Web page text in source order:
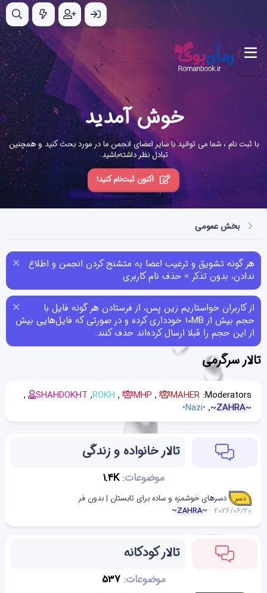
خوش آمدید
با ثبت نام ، شما می توانید با سایر اعضای انجمن ما در مورد بحث کنید و همچنین
تبادل نظر داشته‌باشید.
اکنون ثبت‌نام کنید!
بخش عمومی
هر گونه تشویق و ترغیب اعضا به متشنج کردن انجمن و اطلاع
ندادن، بدون تذکر = حذف نام کاربری
از کاربران خواستاریم زین پس، از فرستادن هر گونه فایل با
حجم بیش از 10MB خودداری کرده و در صورتی که فایل‌هایی بیش
از این حجم را قبلا ارسال کرده‌اند حذف کنند.
تالار سرگرمی
Moderators:
MAHER
MHP
ROKH
SHAHDOKHT
~ZAHRA~
•Nazi•
تالار خانواده و زندگی
موضوعات 1.4K
دسر
دسرهای خوشمزه و ساده برای تابستان | بدون فر
2026/06/20
~ZAHRA~
تالار کودکانه
موضوعات 537